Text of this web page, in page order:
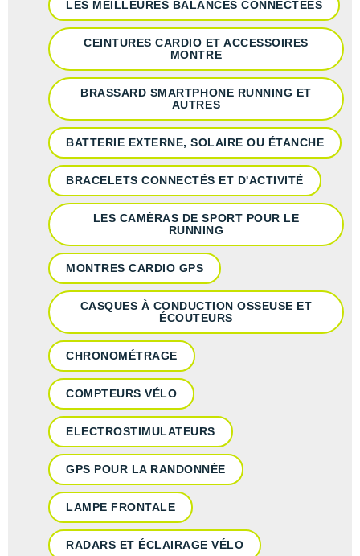
LES MEILLEURES BALANCES CONNECTÉES
CEINTURES CARDIO ET ACCESSOIRES
MONTRE
BRASSARD SMARTPHONE RUNNING ET
AUTRES
BATTERIE EXTERNE, SOLAIRE OU ÉTANCHE
BRACELETS CONNECTÉS ET D'ACTIVITÉ
LES CAMÉRAS DE SPORT POUR LE
RUNNING
MONTRES CARDIO GPS
CASQUES À CONDUCTION OSSEUSE ET
ÉCOUTEURS
CHRONOMÉTRAGE
COMPTEURS VÉLO
ELECTROSTIMULATEURS
GPS POUR LA RANDONNÉE
LAMPE FRONTALE
RADARS ET ÉCLAIRAGE VÉLO